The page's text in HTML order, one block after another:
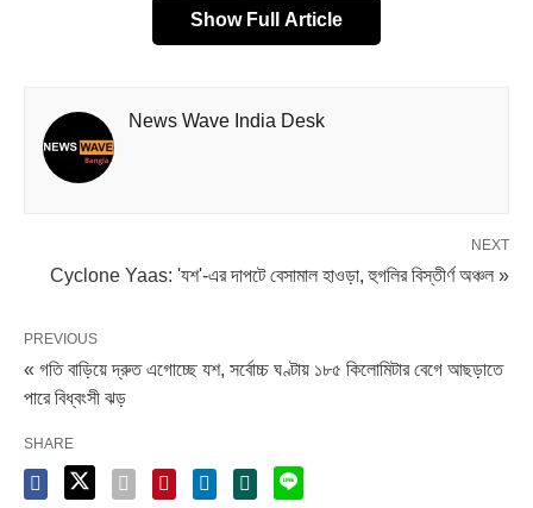
জানিয়েছে মৌসম ভবন। বুধবার দুপুরের মধ্যে ওড়িশার পারাদ্বীপ ও
দিয়ে অতি শক্তিশালী ঘূর্ণিঝড় রূপে ‘যশ’ অতিক্রম করে যাবে বলেই
পূর্বাভাস দিয়েছে জাতীয় আবহাওয়া অফিস। তার পর ঘূর্ণিঝড় চলে যাবে
ঝাড়খণ্ডের দিকে।
Show Full Article
News Wave India Desk
NEXT
Cyclone Yaas: 'যশ'-এর দাপটে বেসামাল হাওড়া, হুগলির বিস্তীর্ণ অঞ্চল »
PREVIOUS
« গতি বাড়িয়ে দ্রুত এগোচ্ছে যশ, সর্বোচ্চ ঘণ্টায় ১৮৫ কিলোমিটার বেগে আছড়াতে
পারে বিধ্বংসী ঝড়
SHARE